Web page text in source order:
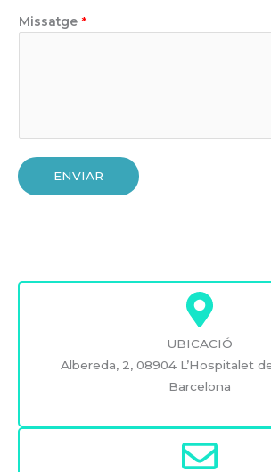
Missatge *
ENVIAR
UBICACIÓ
Albereda, 2, 08904 L’Hospitalet
Barcelona